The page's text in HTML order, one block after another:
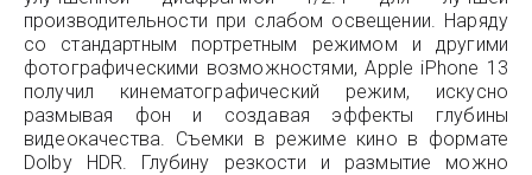
производительности при слабом освещении. Наряду
со стандартным портретным режимом и другими
фотографическими возможностями, Apple iPhone 13
получил кинематографический режим, искусно
размывая фон и создавая эффекты глубины
видеокачества. Съемки в режиме кино в формате
Dolby HDR. Глубину резкости и размытие можно